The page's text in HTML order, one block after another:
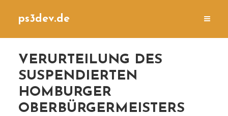
ps3dev.de
VERURTEILUNG DES
SUSPENDIERTEN
HOMBURGER
OBERBÜRGERMEISTERS